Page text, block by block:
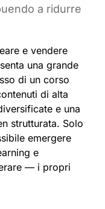
a ridurre
e vendere
una grande
di un corso
di alta
e una
strutturata. Solo
emergere
e
— i propri